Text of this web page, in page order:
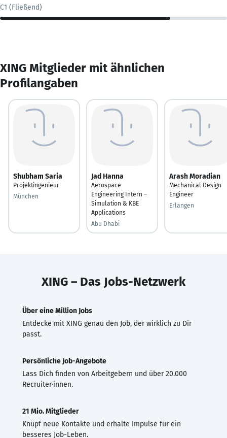
C1 (Fließend)
XING Mitglieder mit ähnlichen
Profilangaben
Shubham Saria
Projektingenieur
München
Jad Hanna
Aerospace
Engineering Intern –
Simulation & KBE
Applications
Abu Dhabi
Arash Moradian
Mechanical Design
Engineer
Erlangen
XING – Das Jobs-Netzwerk
Über eine Million Jobs
Entdecke mit XING genau den Job, der wirklich zu Dir
passt.
Persönliche Job-Angebote
Lass Dich finden von Arbeitgebern und über 20.000
Recruiter·innen.
21 Mio. Mitglieder
Knüpf neue Kontakte und erhalte Impulse für ein
besseres Job-Leben.